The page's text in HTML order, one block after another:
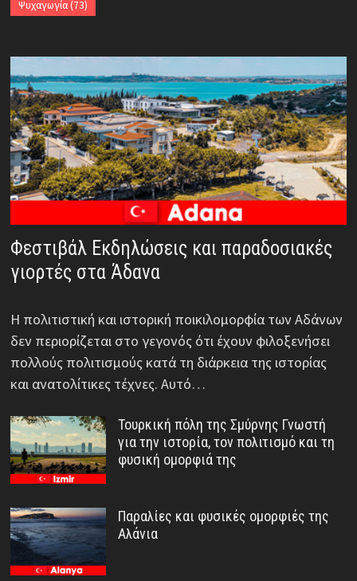
Ψυχαγωγία(73)
Φεστιβάλ Εκδηλώσεις και παραδοσιακές
γιορτές στα Άδανα
Η πολιτιστική και ιστορική ποικιλομορφία των Αδάνων
δεν περιορίζεται στο γεγονός ότι έχουν φιλοξενήσει
πολλούς πολιτισμούς κατά τη διάρκεια της ιστορίας
και ανατολίτικες τέχνες. Αυτό…
Τουρκική πόλη της Σμύρνης Γνωστή
για την ιστορία, τον πολιτισμό και τη
φυσική ομορφιά της
Παραλίες και φυσικές ομορφιές της
Αλάνια